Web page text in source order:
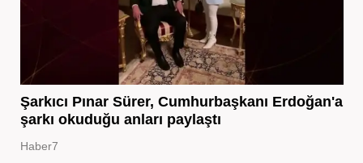
Şarkıcı Pınar Sürer, Cumhurbaşkanı Erdoğan'a
şarkı okuduğu anları paylaştı
Haber7